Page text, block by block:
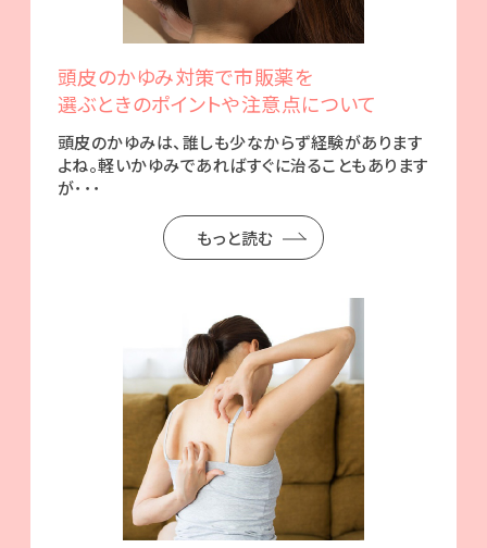
頭皮のかゆみ対策で市販薬を
選ぶときのポイントや注意点について
頭皮のかゆみは、誰しも少なからず経験があります
よね。軽いかゆみであればすぐに治ることもあります
が･･･
もっと読む